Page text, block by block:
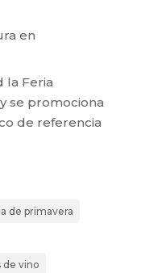
en
la Feria
se promociona
de referencia
de primavera
de vino